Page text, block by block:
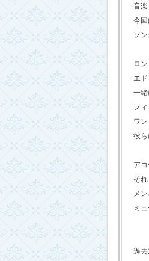
音楽
今
ソ
ロ
エ
一緒
フ
ワ
彼ら
ア
そ
メ
ミ
過